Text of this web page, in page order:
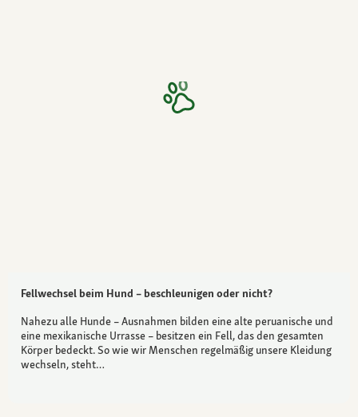
Fellwechsel beim Hund – beschleunigen oder nicht?
Nahezu alle Hunde – Ausnahmen bilden eine alte peruanische und
eine mexikanische Urrasse – besitzen ein Fell, das den gesamten
Körper bedeckt. So wie wir Menschen regelmäßig unsere Kleidung
wechseln, steht…